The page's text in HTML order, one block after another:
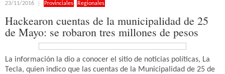
23/11/2016 Provinciales, Regionales
Hackearon cuentas de la municipalidad de 25
de Mayo: se robaron tres millones de pesos
La información la dio a conocer el sitio de noticias políticas, La
Tecla, quien indico que las cuentas de la Municipalidad de 25 de